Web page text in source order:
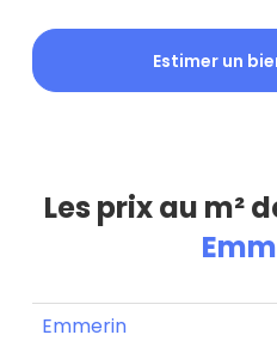
Estimer un
Les prix au m²
Emmerin